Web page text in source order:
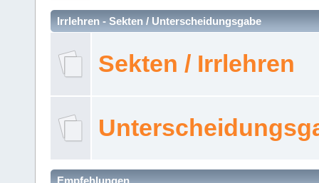
Irrlehren - Sekten / Unterscheidungsgabe
Sekten / Irrlehren
Empfehlungen